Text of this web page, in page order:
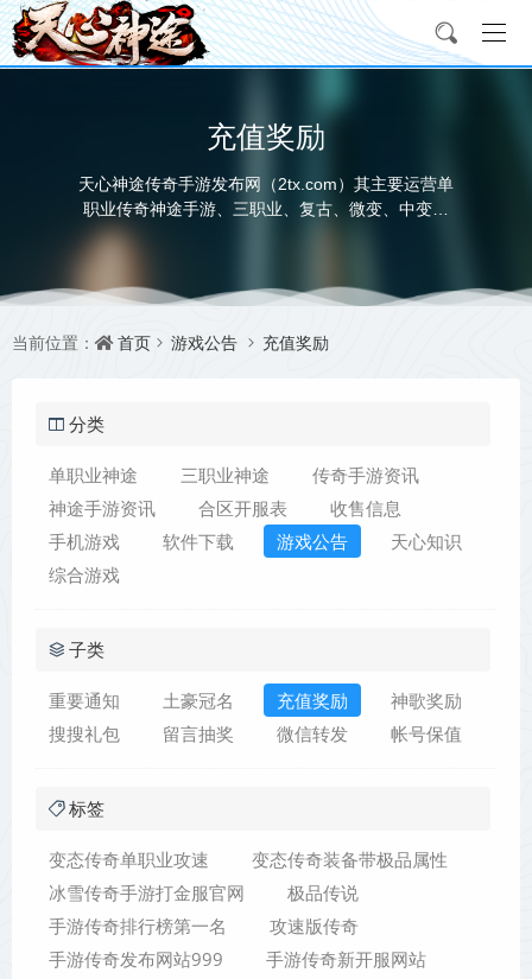
充值奖励
天心神途传奇手游发布网（2tx.com）其主要运营单
职业传奇神途手游、三职业、复古、微变、中变、
超变、合击、迷失等多种版本，充分满足玩家对不
家都能找到自己喜欢的神途传奇手游版本。
当前位置： 首页 游戏公告 充值奖励
分类
单职业神途 三职业神途
传奇手游资讯
神途手游资讯
合区开服表
收售信息
手机游戏
软件下载 游戏公告
天心知识
综合游戏
子类
重要通知 土豪冠名 充值奖励
神歌奖励
搜搜礼包
留言抽奖 微信转发 帐号保值
标签
变态传奇单职业攻速
变态传奇装备带极品属性
冰雪传奇手游打金服官网
极品传说
手游传奇排行榜第一名
攻速版传奇
手游传奇发布网站999
手游传奇新开服网站